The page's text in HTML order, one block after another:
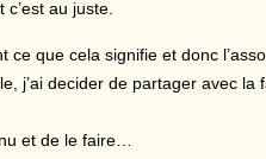
au juste.
que cela signifie et donc
j’ai decider de partager avec la
et de le faire…